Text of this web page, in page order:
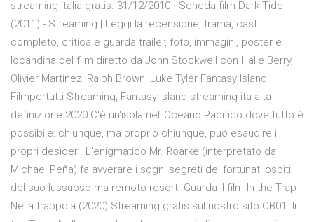
streaming italia gratis. 31/12/2010 · Scheda film Dark Tide
(2011) - Streaming | Leggi la recensione, trama, cast
completo, critica e guarda trailer, foto, immagini, poster e
locandina del film diretto da John Stockwell con Halle Berry,
Olivier Martinez, Ralph Brown, Luke Tyler Fantasy Island
Filmpertutti Streaming, Fantasy Island streaming ita alta
definizione 2020 C'è un'isola nell'Oceano Pacifico dove tutto è
possibile: chiunque, ma proprio chiunque, può esaudire i
propri desideri. L'enigmatico Mr. Roarke (interpretato da
Michael Peña) fa avverare i sogni segreti dei fortunati ospiti
del suo lussuoso ma remoto resort. Guarda il film In the Trap -
Nella trappola (2020) Streaming gratis sul nostro sito CB01. In